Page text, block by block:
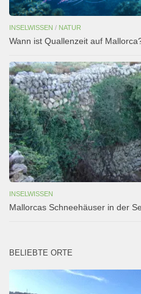
INSELWISSEN / NATUR
Wann ist Quallenzeit auf
INSELWISSEN
Mallorcas Schneehäuser in der
BELIEBTE ORTE